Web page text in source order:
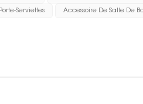
Serviettes Accessoire De Salle De